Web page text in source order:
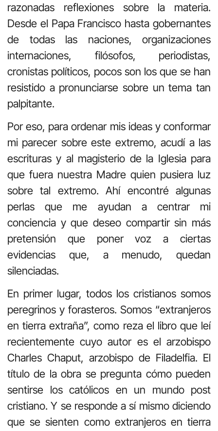
razonadas reflexiones sobre la materia.
Desde el Papa Francisco hasta gobernantes
de todas las naciones, organizaciones
internaciones, filósofos, periodistas,
cronistas políticos, pocos son los que se han
resistido a pronunciarse sobre un tema tan
palpitante.
Por eso, para ordenar mis ideas y conformar
mi parecer sobre este extremo, acudí a las
escrituras y al magisterio de la Iglesia para
que fuera nuestra Madre quien pusiera luz
sobre tal extremo. Ahí encontré algunas
perlas que me ayudan a centrar mi
conciencia y que deseo compartir sin más
pretensión que poner voz a ciertas
evidencias que, a menudo, quedan
silenciadas.
En primer lugar, todos los cristianos somos
peregrinos y forasteros. Somos “extranjeros
en tierra extraña”, como reza el libro que leí
recientemente cuyo autor es el arzobispo
Charles Chaput, arzobispo de Filadelfia. El
título de la obra se pregunta cómo pueden
sentirse los católicos en un mundo post
cristiano. Y se responde a sí mismo diciendo
que se sienten como extranjeros en tierra